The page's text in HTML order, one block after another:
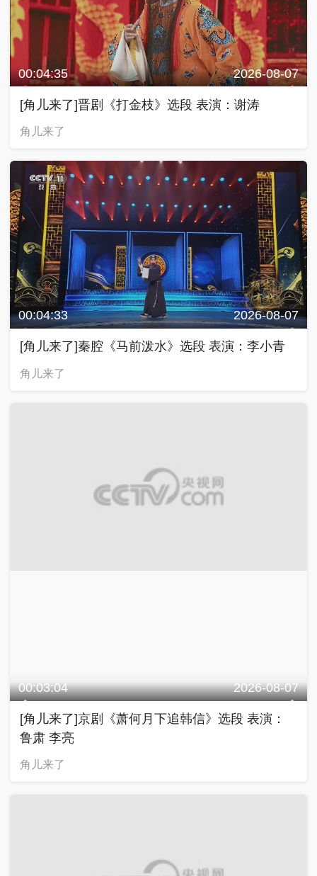
00:04:35 2026-08-07
[角儿来了]晋剧《打金枝》选段 表演：谢涛
角儿来了
00:04:33 2026-08-07
[角儿来了]秦腔《马前泼水》选段 表演：李小青
角儿来了
00:03:04 2026-08-07
[角儿来了]京剧《萧何月下追韩信》选段 表演：
鲁肃 李亮
角儿来了